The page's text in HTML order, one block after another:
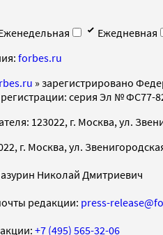
Ежедневная
forbes.ru
» зарегистрировано
серия Эл № ФС77-
123022, г. Москва, ул.
г. Москва, ул.
Николай Дмитриевич
редакции: press-
+7 (495) 565-32-06